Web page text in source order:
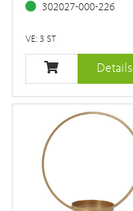
302027-000-226
VE: 3 ST
Details